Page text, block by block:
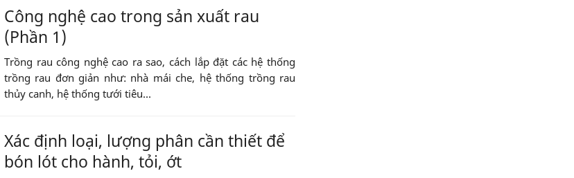
Công nghệ cao trong sản xuất rau
(Phần 1)
Trồng rau công nghệ cao ra sao, cách lắp đặt các hệ thống
trồng rau đơn giản như: nhà mái che, hệ thống trồng rau
thủy canh, hệ thống tưới tiêu...
Xác định loại, lượng phân cần thiết để
bón lót cho hành, tỏi, ớt